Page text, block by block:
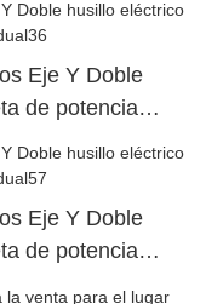
Eje Y Doble
de potencia
Eje Y Doble
de potencia